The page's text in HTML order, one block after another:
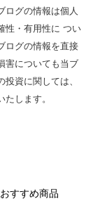
ログの情報は個人
性・有用性に つい
ログの情報を直接
害についても当ブ
資に関しては、
します。
すすめ商品